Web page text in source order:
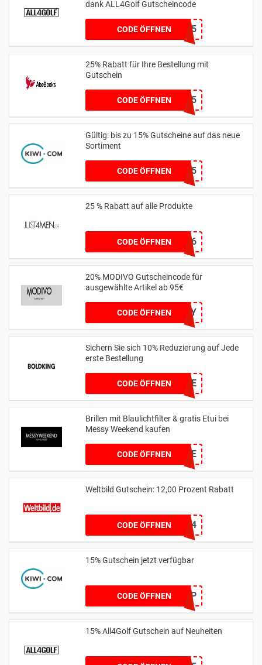
dank ALL4Golf Gutscheincode
CODE ÖFFNENEXTRA15
25% Rabatt für Ihre Bestellung mit
Gutschein
CODE ÖFFNENSAVE25
Gültig: bis zu 15% Gutscheine auf das neue
Sortiment
CODE ÖFFNEN
15KIWIHONEYTRIP15
25 % Rabatt auf alle Produkte
CODE ÖFFNEN
FMEXR8W2H5R6
20% MODIVO Gutscheincode für
ausgewählte Artikel ab 95€
CODE ÖFFNEN20MAY
Sichern Sie sich 10% Reduzierung auf Jede
erste Bestellung
CODE ÖFFNENWELCOME
Brillen mit Blaulichtfilter & gratis Etui bei
Messy Weekend kaufen
CODE ÖFFNENFREECASE
Weltbild Gutschein: 12,00 Prozent Rabatt
CODE ÖFFNEN12EXTRA24
15% Gutschein jetzt verfügbar
CODE ÖFFNEN
15KIWIHONEYTRIP
15% All4Golf Gutschein auf Neuheiten